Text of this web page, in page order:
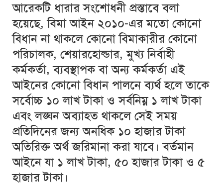
আরেকটি ধারার সংশোধনী প্রস্তাবে বলা
হয়েছে, বিমা আইন ২০১০-এর মতো কোনো
বিধান না থাকলে কোনো বিমাকারীর কোনো
পরিচালক, শেয়ারহোল্ডার, মুখ্য নির্বাহী
কর্মকর্তা, ব্যবস্থাপক বা অন্য কর্মকর্তা এই
আইনের কোনো বিধান পালনে ব্যর্থ হলে তাকে
সর্বোচ্চ ১০ লাখ টাকা ও সর্বনিম্ন ১ লাখ টাকা
এবং লঙ্ঘন অব্যাহত থাকলে সেই সময়
প্রতিদিনের জন্য অনধিক ১০ হাজার টাকা
অতিরিক্ত অর্থ জরিমানা করা যাবে। বর্তমান
আইনে যা ১ লাখ টাকা, ৫০ হাজার টাকা ও ৫
হাজার টাকা।